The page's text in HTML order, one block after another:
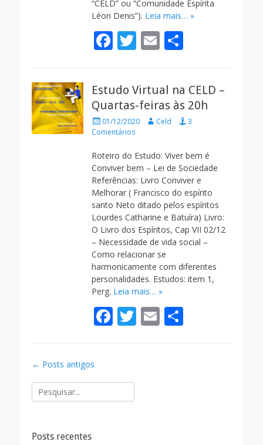
“CELD” ou “Comunidade Espírita
Léon Denis”). Leia mais… »
F
b
o
o
k
T
er
E
l e
Estudo Virtual na CELD –
Quartas-feiras às 20h
Posted
on
01/12/2020 AutorCeld
3
Comentários
Roteiro do Estudo: Viver bem é
Conviver bem – Lei de Sociedade
Referências: Livro Conviver e
Melhorar ( Francisco do espírito
santo Neto ditado pelos espíritos
Lourdes Catharine e Batuíra) Livro:
O Livro dos Espíritos, Cap VII 02/12
– Necessidade de vida social –
Como relacionar se
harmonicamente com diferentes
personalidades. Estudos: item 1,
Perg. Leia mais… »
F
o
o
T E
Navegação
posts
← Posts antigos
Pesquisar
por:
Posts recentes